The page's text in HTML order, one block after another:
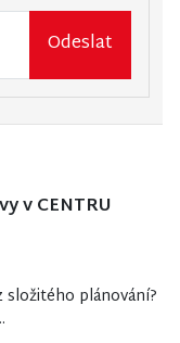
Odeslat
v CENTRU
složitého plánování?